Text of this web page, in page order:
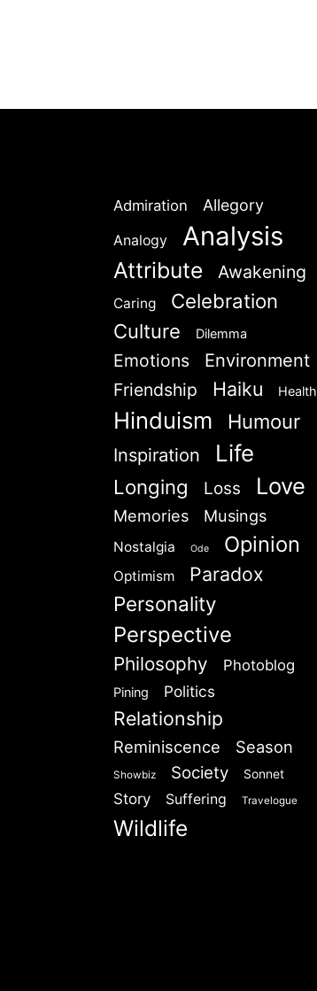
Admiration Allegory
Analogy Analysis
Attribute Awakening
Caring Celebration
Culture Dilemma
Emotions
Environment
Friendship
Haiku Health
Hinduism Humour
Inspiration Life
Longing Loss Love
Memories Musings
Nostalgia Ode Opinion
Optimism Paradox
Personality
Perspective
Philosophy Photoblog
Pining Politics
Relationship
Reminiscence Season
Showbiz Society Sonnet
Story Suffering Travelogue
Wildlife